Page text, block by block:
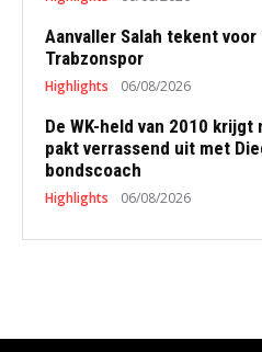
Aanvaller Salah tekent
Trabzonspor
Highlights 06/08/2026
De WK-held van 2010
pakt verrassend uit met
bondscoach
Highlights 06/08/2026